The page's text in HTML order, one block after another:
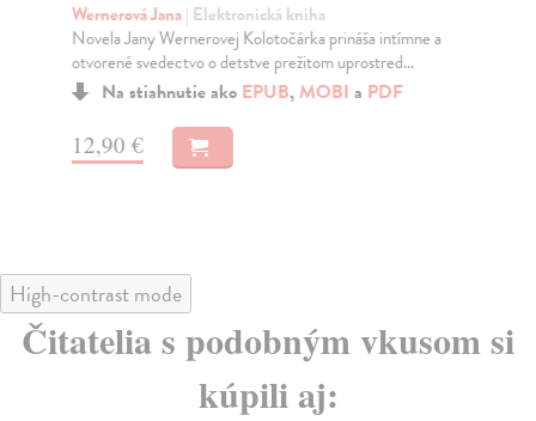
Wernerová Jana| Elektronická kniha
Novela Jany Wernerovej Kolotočárka prináša intímne a
otvorené svedectvo o detstve prežitom uprostred...
Na stiahnutie ako EPUB,MOBI a PDF
12,90 €
High-contrast mode
Čitatelia s podobným vkusom si
kúpili aj: